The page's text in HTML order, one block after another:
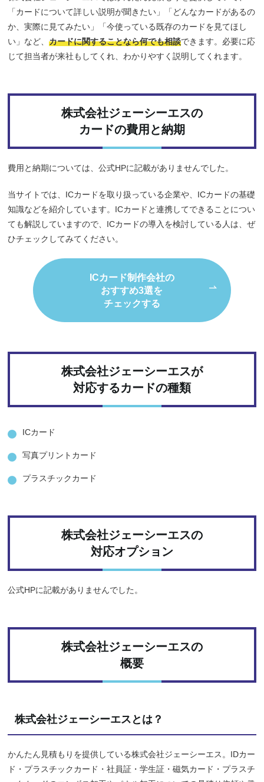
「カードについて詳しい説明が聞きたい」「どんなカードがあるの
か、実際に見てみたい」「今使っている既存のカードを見てほし
い」など、カードに関することなら何でも相談できます。必要に応
じて担当者が来社もしてくれ、わかりやすく説明してくれます。
株式会社ジェーシーエスの
カードの費用と納期
費用と納期については、公式HPに記載がありませんでした。
当サイトでは、ICカードを取り扱っている企業や、ICカードの基礎
知識などを紹介しています。ICカードと連携してできることについ
ても解説していますので、ICカードの導入を検討している人は、ぜ
ひチェックしてみてください。
ICカード制作会社の
おすすめ3選を
チェックする
株式会社ジェーシーエスが
対応するカードの種類
ICカード
写真プリントカード
プラスチックカード
株式会社ジェーシーエスの
対応オプション
公式HPに記載がありませんでした。
株式会社ジェーシーエスの
概要
株式会社ジェーシーエスとは？
かんたん見積もりを提供している株式会社ジェーシーエス。IDカー
ド・プラスチックカード・社員証・学生証・磁気カード・プラスチ